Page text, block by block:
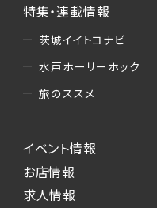
特集・連載情報
茨城イイトコナビ
水戸ホーリーホック
旅のススメ
イベント情報
お店情報
求人情報